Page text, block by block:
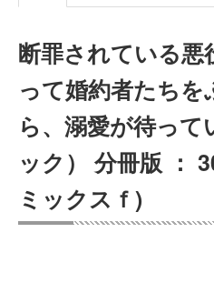
購入管理
Myシェルフ
プレミアム
断罪されている悪
って婚約者たちを
ら、溺愛が待って
ック） 分冊版 ：
ミックスｆ)